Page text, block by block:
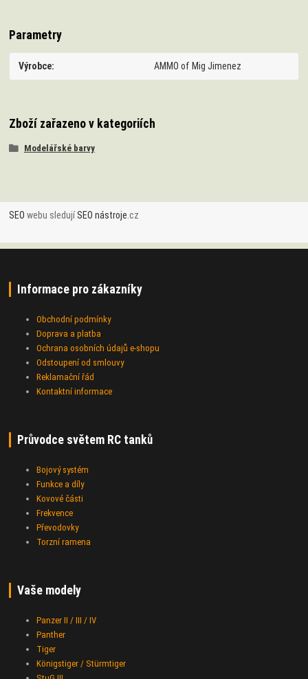
Parametry
Výrobce AMMO of Mig Jimenez
Zboží zařazeno v kategoriích
Modelářské barvy
SEO webu sledujíSEO nástroje .cz
Informace pro zákazníky
Obchodní podmínky
Doprava a platba
Ochrana osobních údajů e-shopu
Odstoupení od smlouvy
Reklamační řád
Kontaktní informace
Průvodce světem RC tanků
Bojový systém
Funkce a díly
Kovové části
Frekvence
Převodovky
Torzní ramena
Vaše modely
Panzer II / III / IV
Panther
Tiger
Königstiger / Stürmtiger